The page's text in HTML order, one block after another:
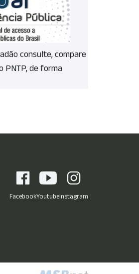
consulte, compare
PNTP, de forma
FacebookYoutubeInstagram